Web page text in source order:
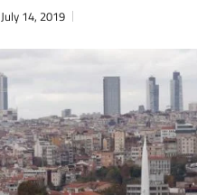
July 14, 2019